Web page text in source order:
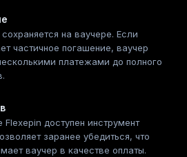
на ваучере. Если
частичное погашение, ваучер
платежами до полного
доступен инструмент
заранее убедиться, что
ваучер в качестве оплаты.